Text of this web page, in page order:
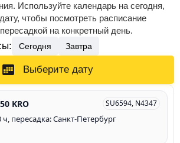
Используйте календарь на сегодня,
чтобы посмотреть расписание
на конкретный день.
Сегодня Завтра
Выберите дату
KRO SU6594, N4347
ч, пересадка: Санкт-Петербург